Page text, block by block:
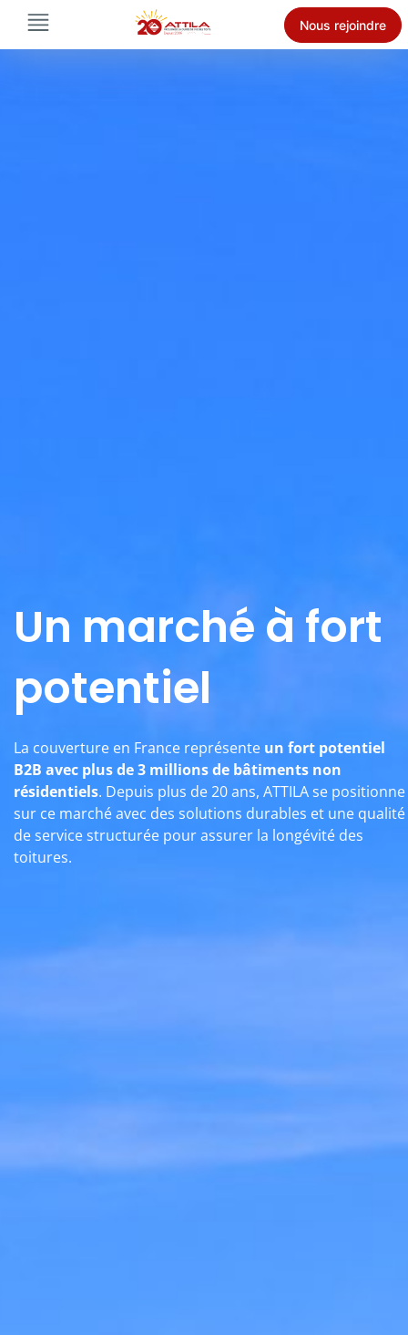
Nous rejoindre
Un marché à fort
potentiel
La couverture en France représente un fort potentiel
B2B avec plus de 3 millions de bâtiments non
résidentiels. Depuis plus de 20 ans, ATTILA se positionne
sur ce marché avec des solutions durables et une qualité
de service structurée pour assurer la longévité des
toitures.